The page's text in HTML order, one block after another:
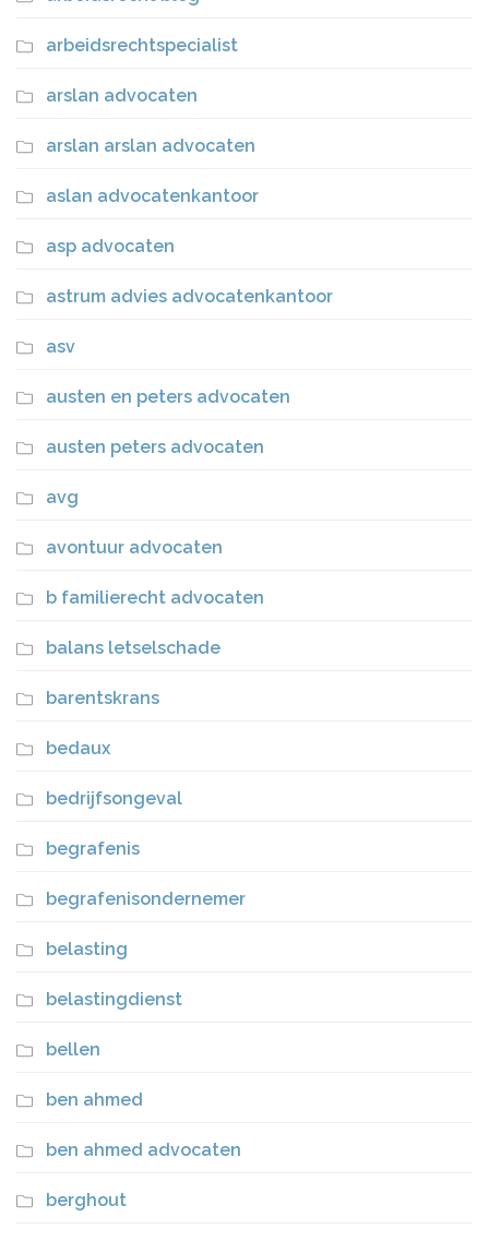
arbeidsrechtspecialist
arslan advocaten
arslan arslan advocaten
aslan advocatenkantoor
asp advocaten
astrum advies advocatenkantoor
asv
austen en peters advocaten
austen peters advocaten
avg
avontuur advocaten
b familierecht advocaten
balans letselschade
barentskrans
bedaux
bedrijfsongeval
begrafenis
begrafenisondernemer
belasting
belastingdienst
bellen
ben ahmed
ben ahmed advocaten
berghout